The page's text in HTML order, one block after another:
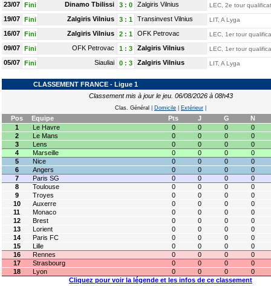
23/07 Fini Dinamo Tbilissi 3 : 0 Zalgiris Vilnius LEC, 2e tour
19/07 Fini Zalgiris Vilnius 3 : 1 Transinvest Vilnius LIT, A Lyga
16/07 Fini Zalgiris Vilnius 2 : 1 OFK Petrovac LEC, 1er tour
09/07 Fini OFK Petrovac 1 : 3 Zalgiris Vilnius LEC, 1er tour
05/07 Fini Siauliai 0 : 3 Zalgiris Vilnius LIT, A Lyga
CLASSEMENT FRANCE - Ligue 1
Classement mis à jour le jeu. 06/08/2026 à 08h43
Clas. Général Domicile Extérieur
Pos Equipe Pts J G
N
1
Le Havre 0 0 0
0
2
Le Mans 0 0 0
0
3
Lens 0 0 0
0
4
Marseille 0 0 0
0
5
Nice 0 0 0
0
6
Angers 0 0 0
0
7
Paris SG 0 0 0
0
8
Toulouse 0 0 0
0
9
Troyes 0 0 0
0
10
Auxerre 0 0 0
0
11
Monaco 0 0 0
0
12
Brest 0 0 0
0
13
Lorient 0 0 0
0
14
Paris FC 0 0 0
0
15
Lille 0 0 0
0
16
Rennes 0 0 0
0
17
Strasbourg 0 0 0
0
18
Lyon 0 0 0
0
Cliquez pour voir la légende et les infos de ce classement